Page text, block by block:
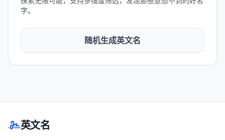
字。
随机生成英文名
英文名